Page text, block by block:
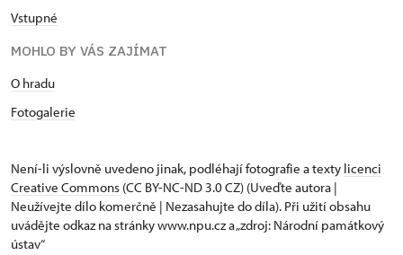
Vstupné
MOHLO BY VÁS ZAJÍMAT
O hradu
Fotogalerie
Není-li výslovně uvedeno jinak, podléhají fotografie a texty licenci
Creative Commons (CC BY-NC-ND 3.0 CZ) (Uveďte autora |
Neužívejte dílo komerčně | Nezasahujte do díla). Při užití obsahu
uvádějte odkaz na stránky www.npu.cz a „zdroj: Národní památkový
ústav“